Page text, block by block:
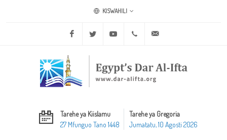
KISWAHILI
Facebook Twitter Youtube +20 2 25970400
Tarehe ya Kiislamu
27 Mfunguo Tano 1448
Tarehe ya Gregoria
Jumatatu, 10 Agosti 2026